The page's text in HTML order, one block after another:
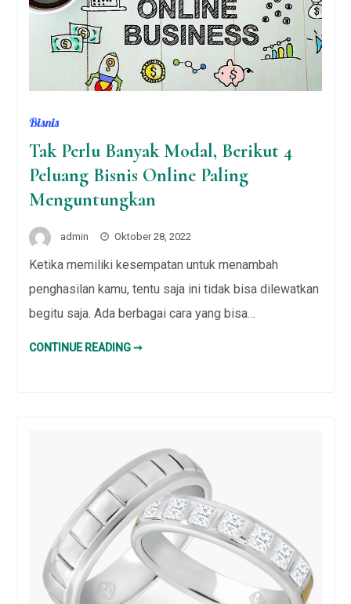
Bisnis
Tak Perlu Banyak Modal, Berikut 4
Peluang Bisnis Online Paling
Menguntungkan
admin Oktober 28, 2022
Ketika memiliki kesempatan untuk menambah
penghasilan kamu, tentu saja ini tidak bisa dilewatkan
begitu saja. Ada berbagai cara yang bisa…
CONTINUE READING ➞TAK
MENGUNTUNGKAN